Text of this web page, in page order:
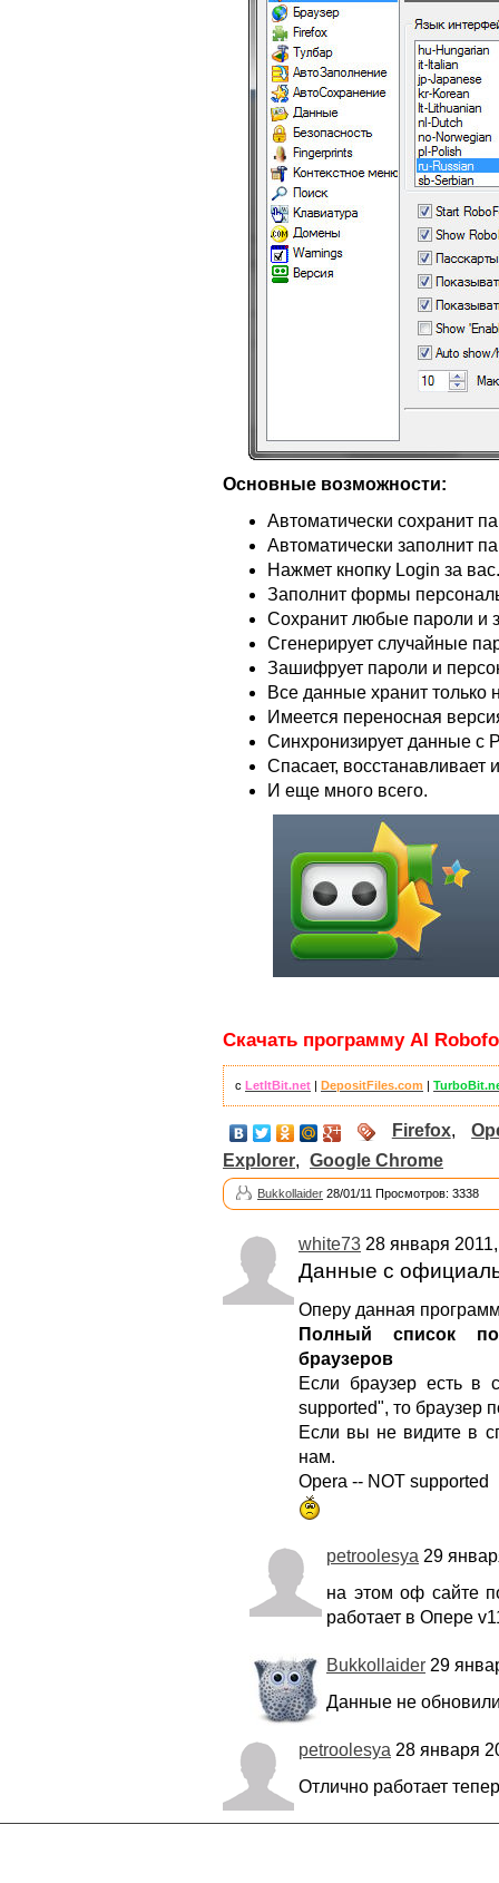
Основные возможности:
Автоматически сохранит
Автоматически заполнит
Нажмет кнопку Login за вас.
Заполнит формы
Сохранит любые пароли и
Сгенерирует случайные
Зашифрует пароли и
Все данные хранит только
Имеется переносная
Синхронизирует данные с
Спасает, восстанавливает
И еще много всего.
Скачать программу AI
с LetItBit.net DepositFiles.com
Firefox,
Explorer, Google Chrome
Bukkollaider 28/01/11 Просмотров: 3338
white73 28 января
Данные с
Оперу данная
Полный список
браузеров
Если браузер есть в
supported", то браузер
Если вы не видите в
нам.
Opera -- NOT supported
petroolesya 29
на этом оф сайте
работает в Опере
Bukkollaider 29
Данные не
petroolesya 28 января
Отлично работает